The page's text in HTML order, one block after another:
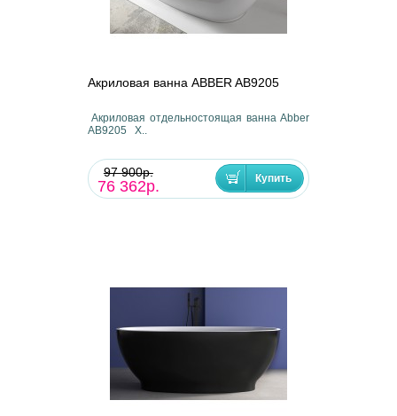
Акриловая ванна ABBER AB9205
Акриловая отдельностоящая ванна Abber
AB9205 Х..
97 900р.
76 362р.